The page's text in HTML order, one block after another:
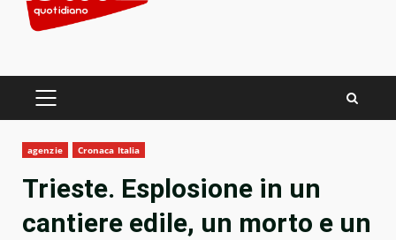
PRIMARY
agenzie Cronaca Italia
Trieste. Esplosione in un
cantiere edile, un morto e un